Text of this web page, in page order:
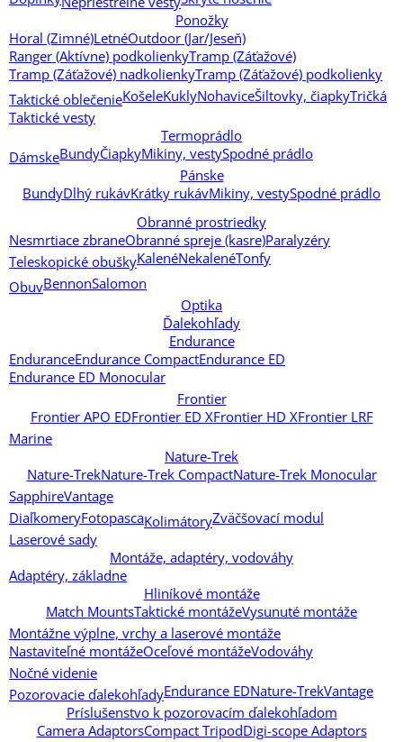
Ponožky
Horal (Zimné)LetnéOutdoor (Jar/Jeseň)
Ranger (Aktívne) podkolienkyTramp (Záťažové)
Tramp (Záťažové) nadkolienkyTramp (Záťažové) podkolienky
Taktické oblečenieKošeleKuklyNohaviceŠiltovky, čiapkyTričká
Taktické vesty
Termoprádlo
DámskeBundyČiapkyMikiny, vestySpodné prádlo
Pánske
BundyDlhý rukávKrátky rukávMikiny, vestySpodné prádlo
Obranné prostriedky
Nesmrtiace zbraneObranné spreje (kasre)Paralyzéry
Teleskopické obuškyKalenéNekalenéTonfy
ObuvBennonSalomon
Optika
Ďalekohľady
Endurance
EnduranceEndurance CompactEndurance ED
Endurance ED Monocular
Frontier
Frontier APO EDFrontier ED XFrontier HD XFrontier LRF
Marine
Nature-Trek
Nature-TrekNature-Trek CompactNature-Trek Monocular
SapphireVantage
DiaľkomeryFotopascaKolimátoryZväčšovací modul
Laserové sady
Montáže, adaptéry, vodováhy
Adaptéry, základne
Hliníkové montáže
Match MountsTaktické montážeVysunuté montáže
Montážne výplne, vrchy a laserové montáže
Nastaviteľné montážeOceľové montážeVodováhy
Nočné videnie
Pozorovacie ďalekohľadyEndurance EDNature-TrekVantage
Príslušenstvo k pozorovacím ďalekohľadom
Camera AdaptorsCompact TripodDigi-scope Adaptors